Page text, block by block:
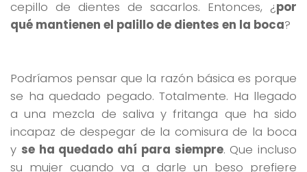
cepillo de dientes de sacarlos. Entonces, ¿por
qué mantienen el palillo de dientes en la boca?
Podríamos pensar que la razón básica es porque
se ha quedado pegado. Totalmente. Ha llegado
a una mezcla de saliva y fritanga que ha sido
incapaz de despegar de la comisura de la boca
y se ha quedado ahí para siempre. Que incluso
su mujer cuando va a darle un beso prefiere